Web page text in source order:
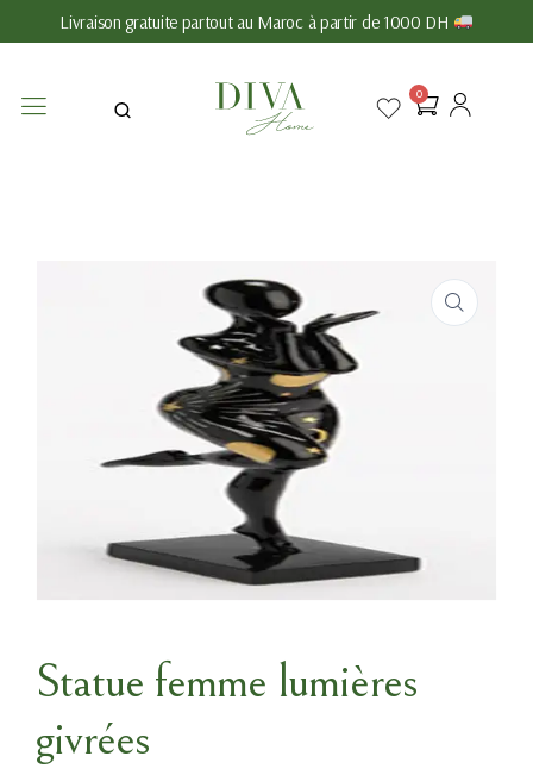
Livraison gratuite partout au Maroc à partir de 1000 DH
0
Statue femme lumières
givrées